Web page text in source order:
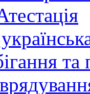
та